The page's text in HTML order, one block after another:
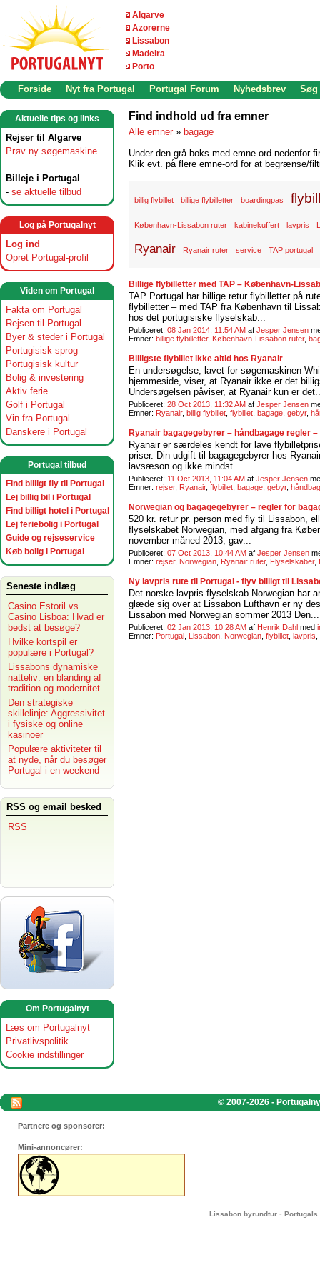
Algarve
Azorerne
Lissabon
Madeira
Porto
Forside Nyt fra Portugal Portugal Forum Nyhedsbrev Søg
Aktuelle tips og links
Rejser til Algarve
Prøv ny søgemaskine
Billeje i Portugal
- se aktuelle tilbud
Log på Portugalnyt
Log ind
Opret Portugal-profil
Viden om Portugal
Fakta om Portugal
Rejsen til Portugal
Byer & steder i Portugal
Portugisisk sprog
Portugisisk kultur
Bolig & investering
Aktiv ferie
Golf i Portugal
Vin fra Portugal
Danskere i Portugal
Portugal tilbud
Find billigt fly til Portugal
Lej billig bil i Portugal
Find billigt hotel i Portugal
Lej feriebolig i Portugal
Guide og rejseservice
Køb bolig i Portugal
Seneste indlæg
Casino Estoril vs.
Casino Lisboa: Hvad er
bedst at besøge?
Hvilke kortspil er
populære i Portugal?
Lissabons dynamiske
natteliv: en blanding af
tradition og modernitet
Den strategiske
skillelinje: Aggressivitet
i fysiske og online
kasinoer
Populære aktiviteter til
at nyde, når du besøger
Portugal i en weekend
RSS og email besked
RSS
Om Portugalnyt
Læs om Portugalnyt
Privatlivspolitik
Cookie indstillinger
Find indhold ud fra emner
Alle emner » bagage
Under den grå boks med emne-ord nedenfor
Klik evt. på flere emne-ord for at begrænse/
billig flybillet billige flybilletter boardingpas
København-Lissabon ruter kabinekuffert lavpris
Ryanair Ryanair ruter service TAP portugal
Billige flybilletter med TAP – København-
TAP Portugal har billige retur flybilletter på
flybilletter – med TAP fra København til
hos det portugisiske flyselskab...
Publiceret: 08 Jan 2014, 11:54 AM af Jesper Jensen
Emner: billige flybilletter, København-Lissabon ruter,
Billigste flybillet ikke altid hos Ryanair
En undersøgelse, lavet for søgemaskinen
hjemmeside, viser, at Ryanair ikke er det
Undersøgelsen påviser, at Ryanair kun er
Publiceret: 28 Oct 2013, 11:32 AM af Jesper Jensen
Emner: Ryanair, billig flybillet flybillet bagage gebyr,
Ryanair bagagegebyrer – håndbagage regler
Ryanair er særdeles kendt for lave
priser. Din udgift til bagagegebyrer hos
lavsæson og ikke mindst...
Publiceret: 11 Oct 2013, 11:04 AM af Jesper Jensen
Emner: rejser, Ryanair, flybillet bagage gebyr,
Norwegian og bagagegebyrer – regler for
520 kr. retur pr. person med fly til Lissabon,
flyselskabet Norwegian, med afgang fra
november måned 2013, gav...
Publiceret: 07 Oct 2013, 10:44 AM af Jesper Jensen
Emner: rejser, Norwegian Ryanair ruter, Flyselskaber,
Ny lavpris rute til Portugal - flyv billigt til
Det norske lavpris-flyselskab Norwegian har
glæde sig over at Lissabon Lufthavn er ny
Lissabon med Norwegian sommer 2013 Den...
Publiceret: 02 Jan 2013, 10:28 AM af Henrik Dahl med
Emner: Portugal Lissabon Norwegian flybillet lavpris
© 2007-2026 -
Partnere og sponsorer:
Mini-annoncører:
Lissabon byrundtur - Portugals